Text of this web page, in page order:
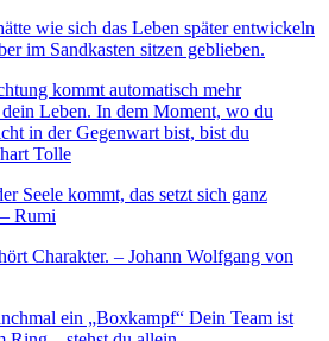
wie sich das Leben später entwickeln
im Sandkasten sitzen geblieben.
kommt automatisch mehr
Leben. In dem Moment, wo du
in der Gegenwart bist, bist du
Tolle
Seele kommt, das setzt sich ganz
Rumi
Charakter. – Johann Wolfgang von
ein „Boxkampf“ Dein Team ist